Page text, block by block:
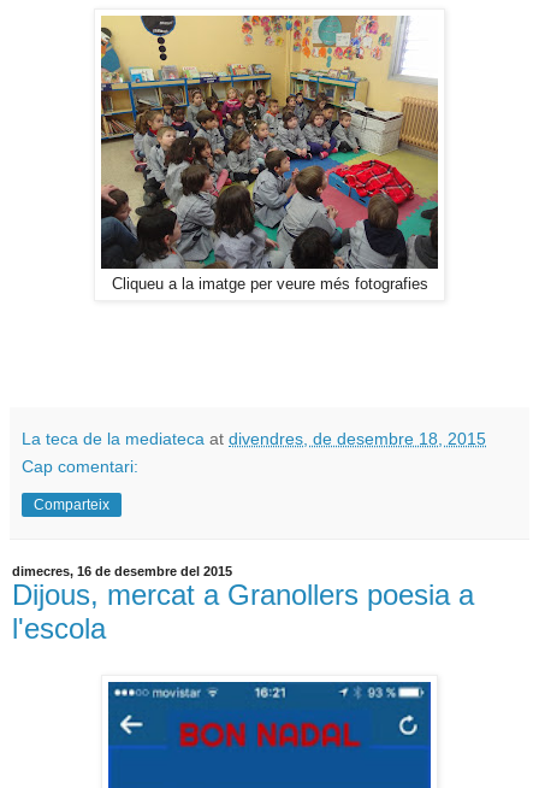
Cliqueu a la imatge per veure més fotografies
La teca de la mediateca at divendres, de desembre 18, 2015
Cap comentari:
Comparteix
dimecres, 16 de desembre del 2015
Dijous, mercat a Granollers poesia a
l'escola